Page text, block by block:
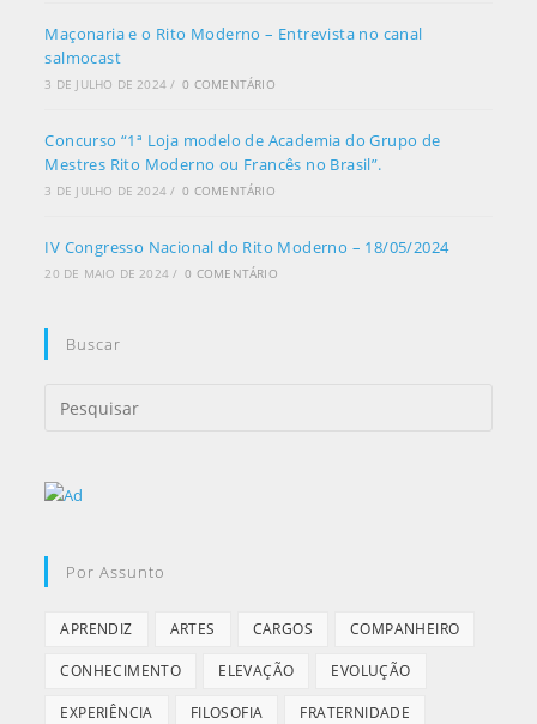
Maçonaria e o Rito Moderno – Entrevista no canal
salmocast
3 DE JULHO DE 2024 / 0 COMENTÁRIO
Concurso “1ª Loja modelo de Academia do Grupo de
Mestres Rito Moderno ou Francês no Brasil”.
3 DE JULHO DE 2024 / 0 COMENTÁRIO
IV Congresso Nacional do Rito Moderno – 18/05/2024
20 DE MAIO DE 2024 / 0 COMENTÁRIO
Buscar
Por Assunto
APRENDIZ ARTES CARGOS COMPANHEIRO
CONHECIMENTO ELEVAÇÃO EVOLUÇÃO
EXPERIÊNCIA FILOSOFIA FRATERNIDADE